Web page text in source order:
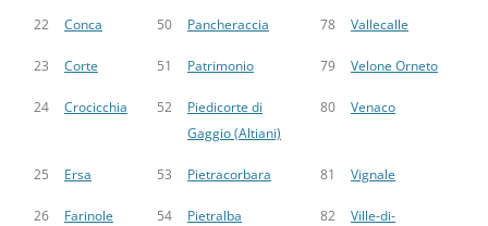
22 Conca 50 Pancheraccia 78 Vallecalle
23 Corte 51 Patrimonio 79 Velone Orneto
24 Crocicchia 52
Piedicorte di
Gaggio (Altiani)
80 Venaco
25 Ersa 53 Pietracorbara 81 Vignale
26 Farinole 54 Pietralba 82
Ville-di-